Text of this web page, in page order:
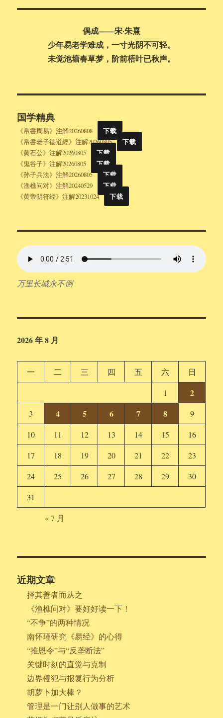
偶成——宋·朱熹
少年易老学难成，一寸光阴不可轻。
未觉池塘春草梦，阶前梧叶已秋声。
国学精典
《帛書周易》注解20260808
下载
《帛書老子德道經》注解20260805
下载
《黄石公》注解20260805
下载
《鬼谷子》注解20260805
下载
《孙子兵法》注解20260805
下载
《渔樵问对》注解20240529
下载
《黄帝阴符经》注解20231024
下载
万里长城永不倒
2026 年 8 月
一 二 三 四 五 六
日
1
2
3 4 5 6 7 8
9
10
11 12 13 14 15
16
17
18 19 20 21 22
23
24
25 26 27 28 29
30
31
« 7 月
近期文章
择其善者而从之
《渔樵问对》要好好读一下！
“不争”的两种情况
南怀瑾研究《易经》的心得
“推恩令”与“反垄断法”
关键时刻的直觉与克制
边界侵犯与报复行为分析
胡萝卜加大棒？
管理是一门让别人做事的艺术